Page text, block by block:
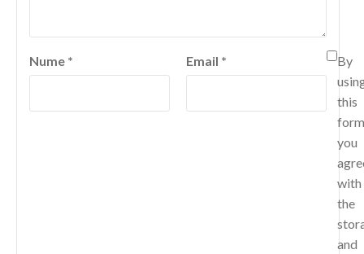
Nume * Email *
By
this
form
you
with
the
and